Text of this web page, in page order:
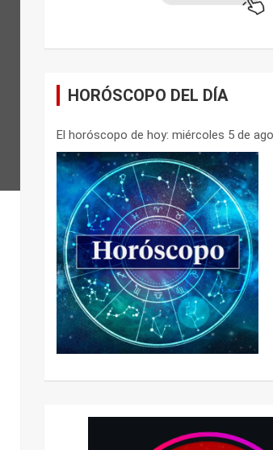
HORÓSCOPO DEL DÍA
El horóscopo de hoy: miércoles 5 de